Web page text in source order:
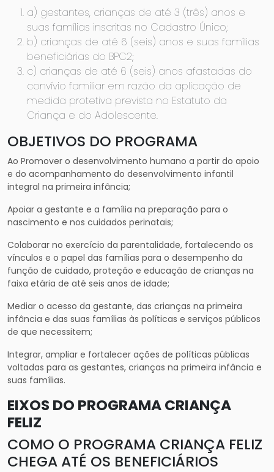
a) gestantes, crianças de até 3 (três) anos e
suas famílias inscritas no Cadastro Único;
b) crianças de até 6 (seis) anos e suas famílias
beneficiárias do BPC2;
c) crianças de até 6 (seis) anos afastadas do
convívio familiar em razão da aplicação de
medida protetiva prevista no Estatuto da
Criança e do Adolescente.
OBJETIVOS DO PROGRAMA
Ao Promover o desenvolvimento humano a partir do apoio
e do acompanhamento do desenvolvimento infantil
integral na primeira infância;
Apoiar a gestante e a família na preparação para o
nascimento e nos cuidados perinatais;
Colaborar no exercício da parentalidade, fortalecendo os
vínculos e o papel das famílias para o desempenho da
função de cuidado, proteção e educação de crianças na
faixa etária de até seis anos de idade;
Mediar o acesso da gestante, das crianças na primeira
infância e das suas famílias às políticas e serviços públicos
de que necessitem;
Integrar, ampliar e fortalecer ações de políticas públicas
voltadas para as gestantes, crianças na primeira infância e
suas famílias.
EIXOS DO PROGRAMA CRIANÇA
FELIZ
COMO O PROGRAMA CRIANÇA FELIZ
CHEGA ATÉ OS BENEFICIÁRIOS